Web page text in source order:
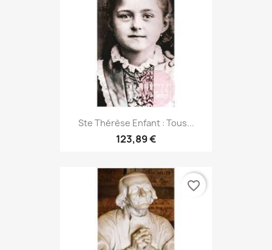
Ste Thérèse Enfant : Tous...
123,89 €
favorite_border